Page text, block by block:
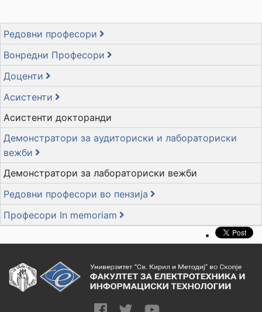
Редовни професори
Вонредни Професори
Доценти
Асистенти
Асистенти докторанди
Демонстратори за аудиториски и лабораториски
вежби
Демонстратори за лабораториски вежби
Редовни професори во пензија
Професори In memoriam